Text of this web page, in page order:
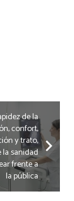
de la
confort,
y trato,
la sanidad
frente a
la pública